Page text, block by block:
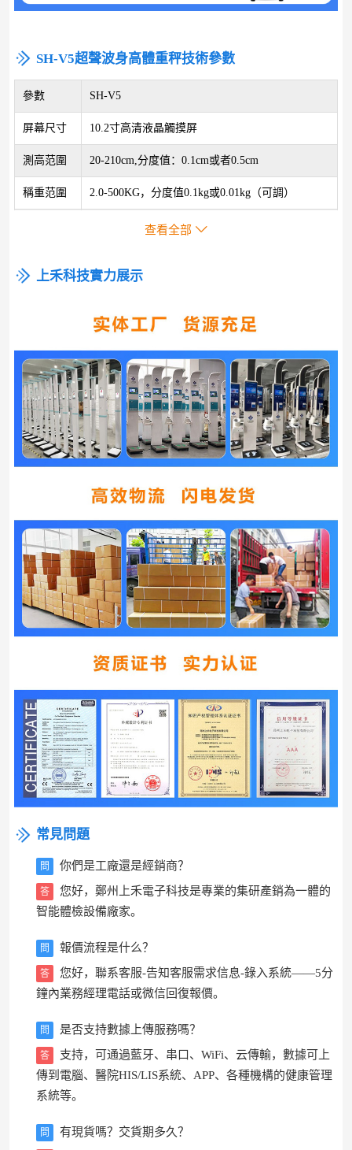
SH-V5超聲波身高體重秤技術參數
參數 SH-V5
屏幕尺寸 10.2寸高清液晶觸摸屏
測高范圍 20-210cm,分度值：0.1cm或者0.5cm
稱重范圍 2.0-500KG，分度值0.1kg或0.01kg（可調）
微型熱敏打印機，打印紙尺寸57*50mm
智能識別
根據需要選配
語、韓語等
廣告宣傳 支持JPEG、JPG、PNG等視頻和圖片格式
體重測量
方式
精密電阻應變式傳感器
身高測量
高精度的毫米波探頭
數據通信
等
測量速度 測量480次/小時
系統兼容 HIS系統、電腦、APP、電子病歷等
≤15W，（約60小時1度電）
工作環境 溫度-10℃ —— +40℃
外形尺寸 580*575*2320 /長寬高（mm)
設備重量 凈重：40KG， 加包裝：45KG
體溫、血壓、投幣、支付、IC卡/身份證等身份識
查看全部 
上禾科技實力展示
常見問題
問 你們是工廠還是經銷商？
答
您好，鄭州上禾電子科技是專業的集研產銷為一體的
智能體檢設備廠家。
問 報價流程是什么？
答
您好，聯系客服-告知客服需求信息-錄入系統——5分
鐘內業務經理電話或微信回復報價。
問 是否支持數據上傳服務嗎？
答
支持，可通過藍牙、串口、WiFi、云傳輸，數據可上
傳到電腦、醫院HIS/LIS系統、APP、各種機構的健康管理
系統等。
問 有現貨嗎？交貨期多久？